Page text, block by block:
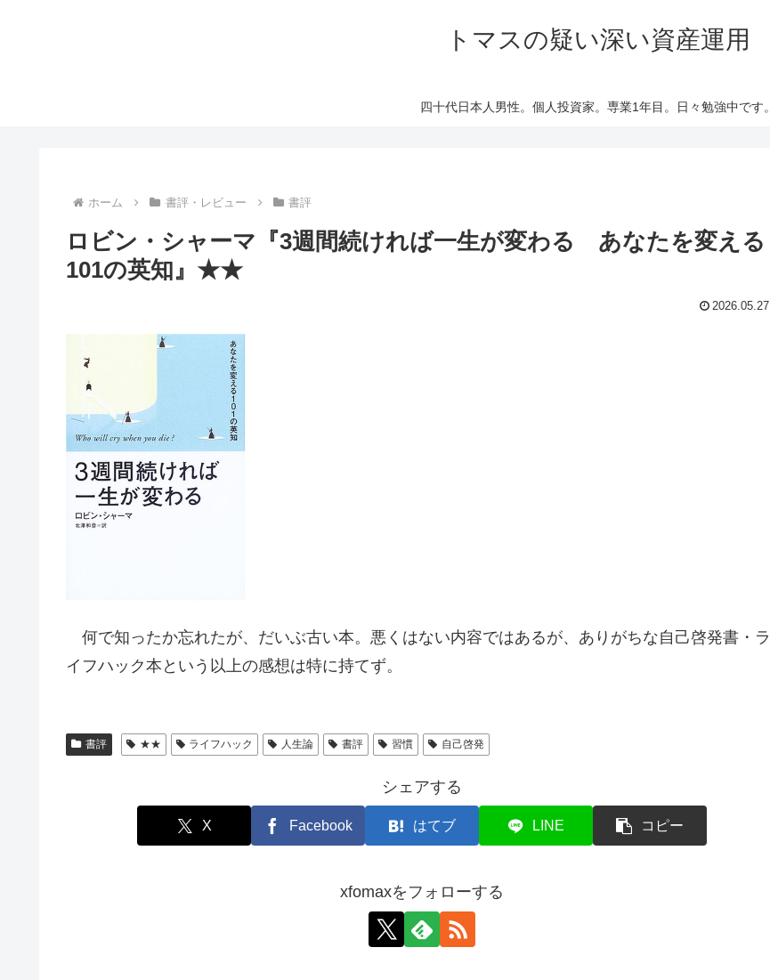
トマスの疑い深い資産運用
四十代日本人男性。個人投資家。専業1年目。日々勉強中です。
ホーム 書評・レビュー 書評
ロビン・シャーマ『3週間続ければ一生が変わる あなたを変える
101の英知』★★
2026.05.27
何で知ったか忘れたが、だいぶ古い本。悪くはない内容ではあるが、ありがちな自己啓発書・ラ
イフハック本という以上の感想は特に持てず。
書評 ★★ ライフハック 人生論 書評 習慣 自己啓発
シェアする
X Facebook はてブ LINE コピー
xfomaxをフォローする